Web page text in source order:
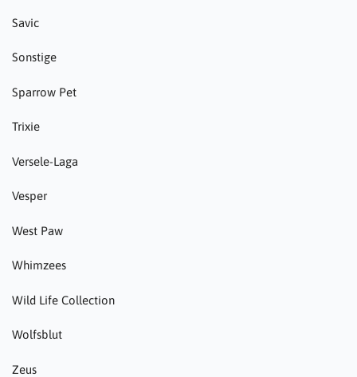
Savic
Sonstige
Sparrow Pet
Trixie
Versele-Laga
Vesper
West Paw
Whimzees
Wild Life Collection
Wolfsblut
Zeus